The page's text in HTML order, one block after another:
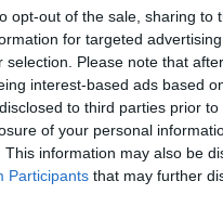
opt-out of the sale, sharing
for targeted
selection. Please note that
interest-based ads based
to third parties prior
of your personal
This information may also be
Participants that may further
cyklistické štafety COP
Účastníci vyrazili z
Belému, kde se konala
konference smluvních
národů (OSN) o změně
se v listopadu uskuteční 31.
konferencideset návrhůna
necelé tři dny. Včera
hl. m. Prahy Jana